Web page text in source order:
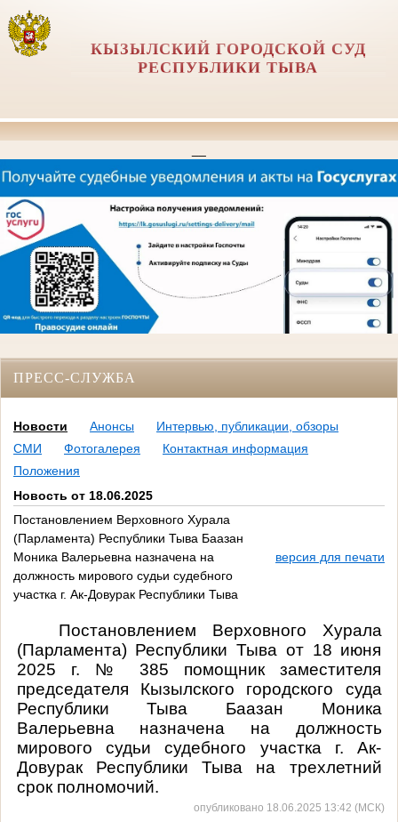
КЫЗЫЛСКИЙ ГОРОДСКОЙ СУД
РЕСПУБЛИКИ ТЫВА
ПРЕСС-СЛУЖБА
Новости Анонсы
Интервью, публикации, обзоры
СМИ
Фотогалерея
Контактная информация
Положения
Новость от 18.06.2025
Постановлением Верховного Хурала
(Парламента) Республики Тыва Баазан
Моника Валерьевна назначена на
должность мирового судьи судебного
участка г. Ак-Довурак Республики Тыва
версия для печати
Постановлением Верховного Хурала
(Парламента) Республики Тыва от 18 июня
2025 г. № 385 помощник заместителя
председателя Кызылского городского суда
Республики Тыва Баазан Моника
Валерьевна назначена на должность
мирового судьи судебного участка г. Ак-
Довурак Республики Тыва на трехлетний
срок полномочий.
опубликовано 18.06.2025 13:42 (МСК)